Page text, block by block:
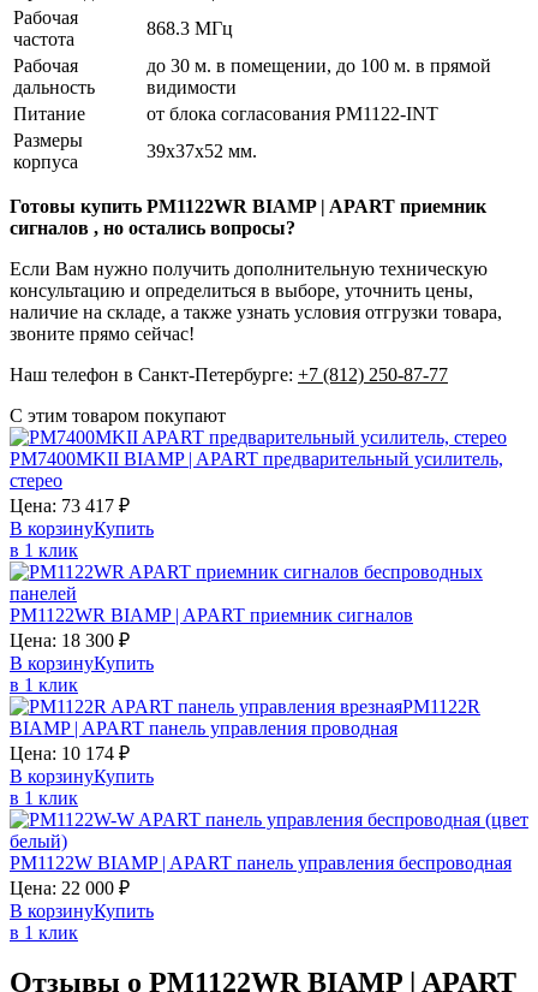
Рабочая
частота
868.3 МГц
Рабочая
дальность
до 30 м. в помещении, до 100 м. в прямой
видимости
Питание
от блока согласования PM1122-INT
Размеры
корпуса
39х37х52 мм.
Готовы купить PM1122WR BIAMP | APART приемник
сигналов , но остались вопросы?
Если Вам нужно получить дополнительную техническую
консультацию и определиться в выборе, уточнить цены,
наличие на складе, а также узнать условия отгрузки товара,
звоните прямо сейчас!
Наш телефон в Санкт-Петербурге: +7 (812) 250-87-77
С этим товаром покупают
PM7400MKII BIAMP | APART предварительный усилитель,
стерео
Цена: 73 417 ₽
В корзинуКупить
в 1 клик
PM1122WR BIAMP | APART приемник сигналов
Цена: 18 300 ₽
В корзинуКупить
в 1 клик
PM1122R
BIAMP | APART панель управления проводная
Цена: 10 174 ₽
В корзинуКупить
в 1 клик
PM1122W BIAMP | APART панель управления беспроводная
Цена: 22 000 ₽
В корзинуКупить
в 1 клик
Отзывы о PM1122WR BIAMP | APART